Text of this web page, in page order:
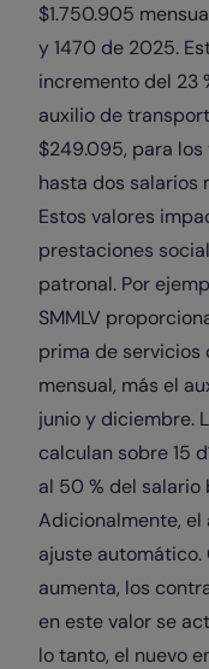
$1.750.905
y 1470 de 2025.
incremento del 23
auxilio de
$249.095, para
hasta dos salarios
Estos valores
prestaciones
patronal. Por
SMMLV
prima de servicios
mensual, más el
junio y diciembre.
calculan sobre 15
al 50 % del salario
Adicionalmente, el
ajuste automático.
aumenta, los
en este valor se
lo tanto, el nuevo